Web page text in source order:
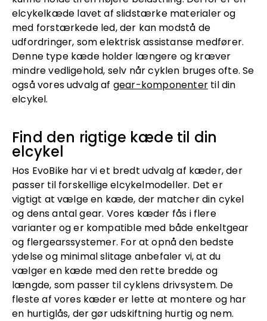
elcykelkæde lavet af slidstærke materialer og
med forstærkede led, der kan modstå de
udfordringer, som elektrisk assistanse medfører.
Denne type kæde holder længere og kræver
mindre vedligehold, selv når cyklen bruges ofte. Se
også vores udvalg af gear-komponenter til din
elcykel.
Find den rigtige kæde til din
elcykel
Hos EvoBike har vi et bredt udvalg af kæder, der
passer til forskellige elcykelmodeller. Det er
vigtigt at vælge en kæde, der matcher din cykel
og dens antal gear. Vores kæder fås i flere
varianter og er kompatible med både enkeltgear
og flergearssystemer. For at opnå den bedste
ydelse og minimal slitage anbefaler vi, at du
vælger en kæde med den rette bredde og
længde, som passer til cyklens drivsystem. De
fleste af vores kæder er lette at montere og har
en hurtiglås, der gør udskiftning hurtig og nem.